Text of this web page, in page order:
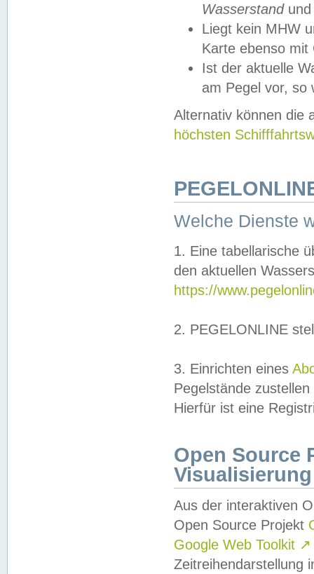
Wasserstandund
Liegt kein MHW
Karte ebenso mit
Ist der aktuelle
am Pegel vor,
Alternativ können die
höchsten
Welche Dienste
1. Eine tabellarische
den aktuellen
https://
2. PEGELONLINE
3. Einrichten eines
Pegelstände
Hierfür ist eine
Open Source
Visualisierung
Aus der interaktiven
Open Source Projekt
Google Web Toolkit ↗
Zeitreihendarstellung